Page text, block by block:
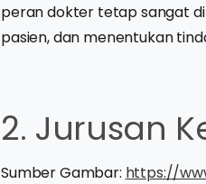
peran dokter tetap sangat
pasien, dan menentukan
2. Jurusan
Sumber Gambar: https://